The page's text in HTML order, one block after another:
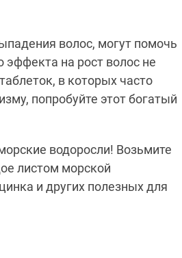
волос, могут помочь
эффекта на рост волос не
в которых часто
попробуйте этот богатый
водоросли! Возьмите
листом морской
и других полезных для